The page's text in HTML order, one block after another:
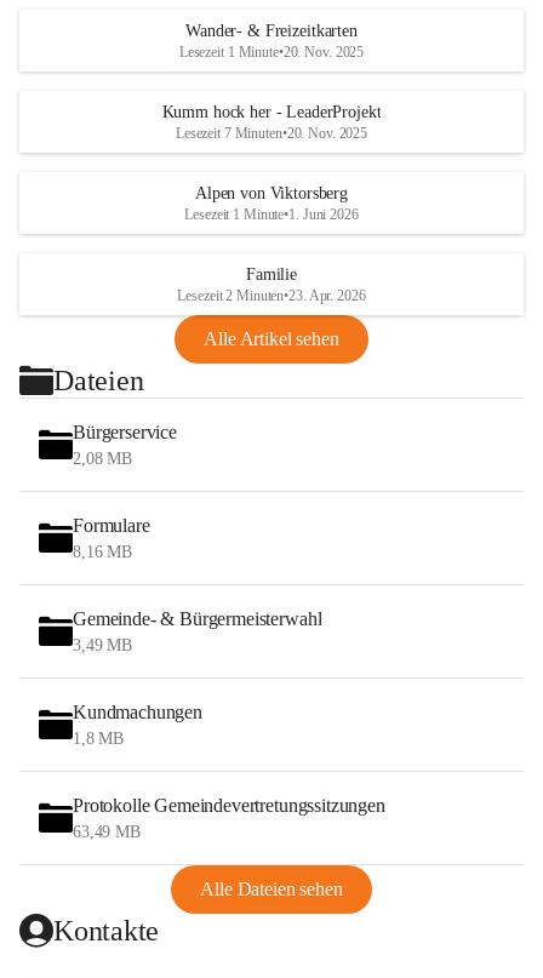
Wander- & Freizeitkarten
Lesezeit 1 Minute•20. Nov. 2025
Kumm hock her - LeaderProjekt
Lesezeit 7 Minuten•20. Nov. 2025
Alpen von Viktorsberg
Lesezeit 1 Minute•1. Juni 2026
Familie
Lesezeit 2 Minuten•23. Apr. 2026
Alle Artikel sehen
Dateien
Bürgerservice
2,08 MB
Formulare
8,16 MB
Gemeinde- & Bürgermeisterwahl
3,49 MB
Kundmachungen
1,8 MB
Protokolle Gemeindevertretungssitzungen
63,49 MB
Alle Dateien sehen
Kontakte